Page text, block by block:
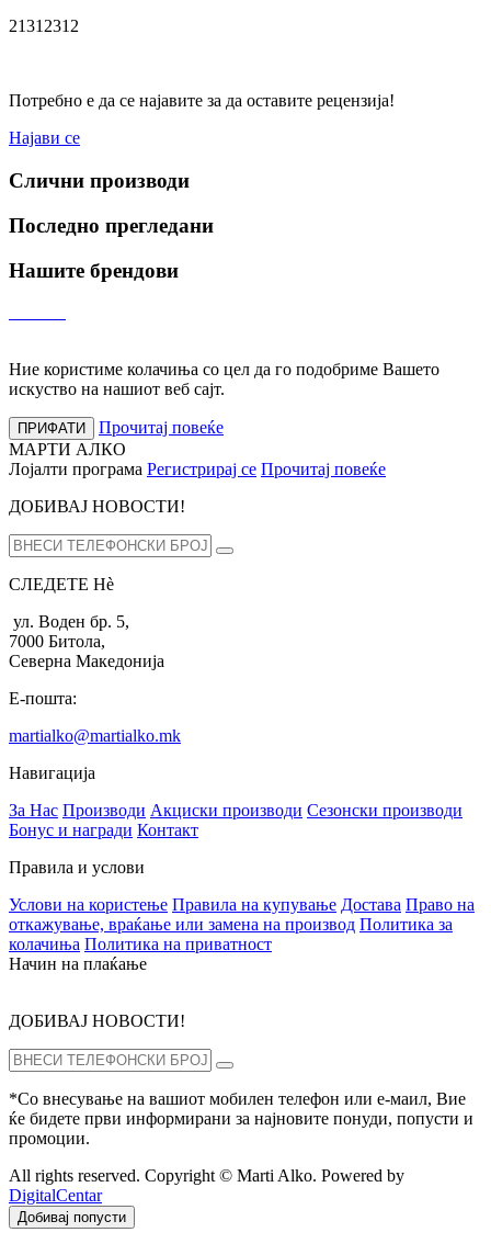
21312312
Потребно е да се најавите за да оставите рецензија!
Најави се
Слични производи
Последно прегледани
Нашите брендови
Ние користиме колачиња со цел да го подобриме Вашето
искуство на нашиот веб сајт.
ПРИФАТИ
Прочитај повеќе
МАРТИ АЛКО
Лојалти програма Регистрирај се Прочитај повеќе
ДОБИВАЈ НОВОСТИ!
СЛЕДЕТЕ Нѐ
ул. Воден бр. 5,
7000 Битола,
Северна Македонија
Е-пошта:
martialko@martialko.mk
Навигација
За Нас Производи Акциски производи Сезонски производи
Бонус и награди Контакт
Правила и услови
Услови на користење Правила на купување Достава Право на
откажување, враќање или замена на производ Политика за
колачиња Политика на приватност
Начин на плаќање
ДОБИВАЈ НОВОСТИ!
*Со внесување на вашиот мобилен телефон или е-маил, Вие
ќе бидете први информирани за најновите понуди, попусти и
промоции.
All rights reserved. Copyright © Marti Alko. Powered by
DigitalCentar
Добивај попусти